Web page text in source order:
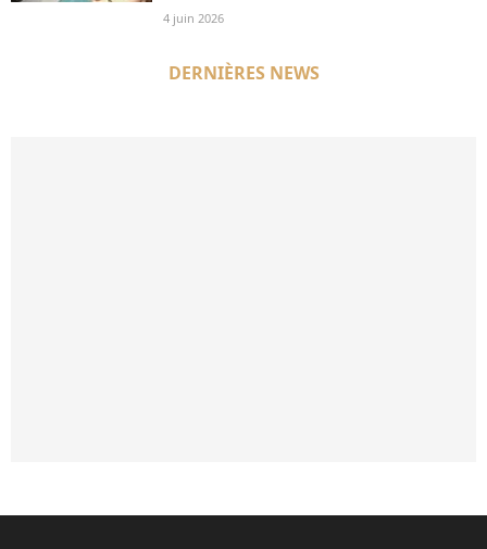
4 juin 2026
DERNIÈRES NEWS